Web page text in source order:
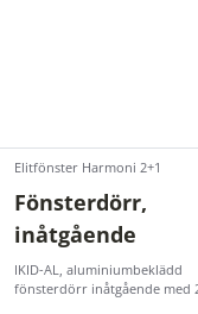
Elitfönster Harmoni 2+1
Fönsterdörr,
inåtgående
IKID-AL, aluminiumbeklädd
fönsterdörr inåtgående med